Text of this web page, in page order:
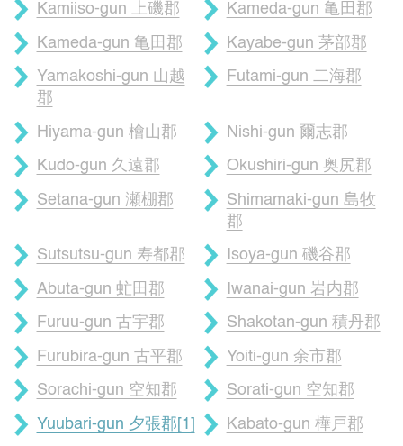
Kamiiso-gun 上磯郡 Kameda-gun 亀田郡
Kameda-gun 亀田郡 Kayabe-gun 茅部郡
Yamakoshi-gun 山越
郡
Futami-gun 二海郡
Hiyama-gun 檜山郡 Nishi-gun 爾志郡
Kudo-gun 久遠郡 Okushiri-gun 奥尻郡
Setana-gun 瀬棚郡
Shimamaki-gun 島牧
郡
Sutsutsu-gun 寿都郡 Isoya-gun 磯谷郡
Abuta-gun 虻田郡 Iwanai-gun 岩内郡
Furuu-gun 古宇郡 Shakotan-gun 積丹郡
Furubira-gun 古平郡 Yoiti-gun 余市郡
Sorachi-gun 空知郡 Sorati-gun 空知郡
Yuubari-gun 夕張郡[1] Kabato-gun 樺戸郡